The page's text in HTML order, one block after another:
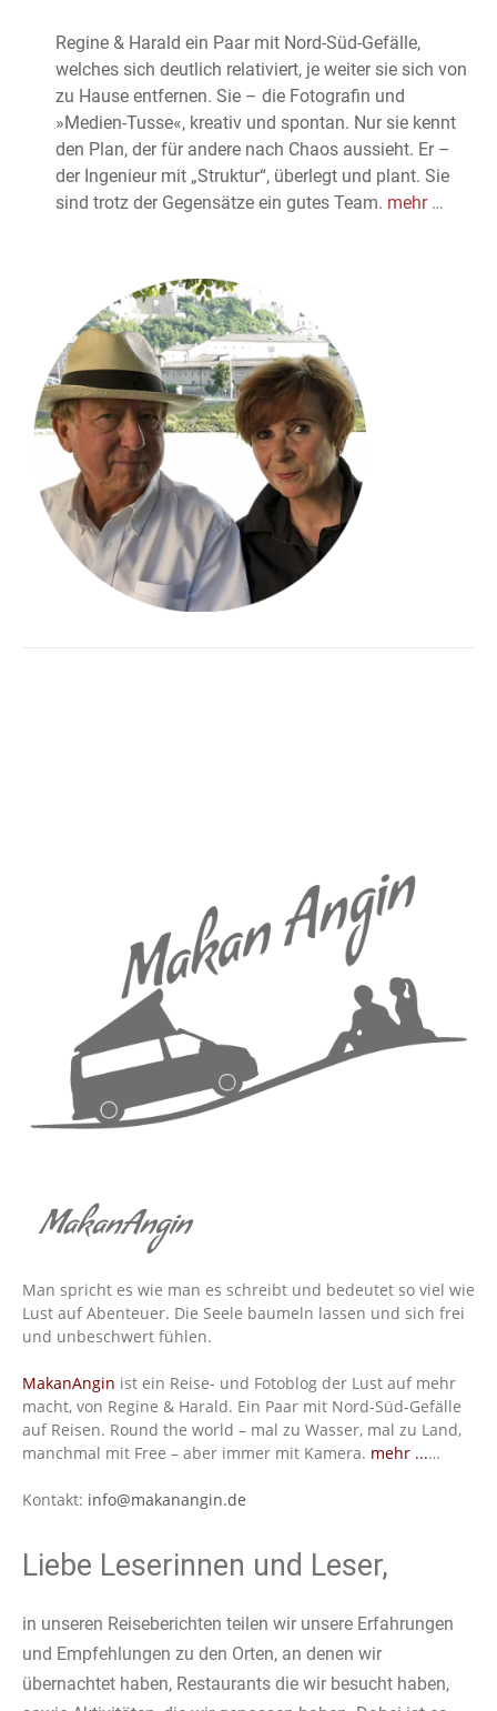
Regine & Harald ein Paar mit Nord-Süd-Gefälle,
welches sich deutlich relativiert, je weiter sie sich von
zu Hause entfernen. Sie – die Fotografin und
»Medien-Tusse«, kreativ und spontan. Nur sie kennt
den Plan, der für andere nach Chaos aussieht. Er –
der Ingenieur mit „Struktur“, überlegt und plant. Sie
sind trotz der Gegensätze ein gutes Team. mehr …
MakanAngin
Man spricht es wie man es schreibt und bedeutet so viel wie
Lust auf Abenteuer. Die Seele baumeln lassen und sich frei
und unbeschwert fühlen.
MakanAngin ist ein Reise- und Fotoblog der Lust auf mehr
macht, von Regine & Harald. Ein Paar mit Nord-Süd-Gefälle
auf Reisen. Round the world – mal zu Wasser, mal zu Land,
manchmal mit Free – aber immer mit Kamera. mehr ...…
Kontakt: info@makanangin.de
Liebe Leserinnen und Leser,
in unseren Reiseberichten teilen wir unsere Erfahrungen
und Empfehlungen zu den Orten, an denen wir
übernachtet haben, Restaurants die wir besucht haben,